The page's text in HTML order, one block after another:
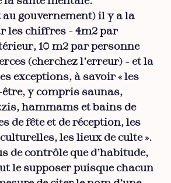
au gouvernement) il y a la
les chiffres - 4m2 par
10 m2 par personne
(cherchez l’erreur) - et la
exceptions, à savoir « les
être, y compris saunas,
hammams et bains de
de fête et de réception, les
les lieux de culte ».
de contrôle que d’habitude,
le supposer puisque chacun